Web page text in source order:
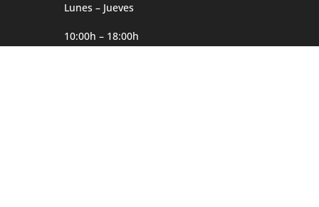
Lunes – Jueves
10:00h – 18:00h